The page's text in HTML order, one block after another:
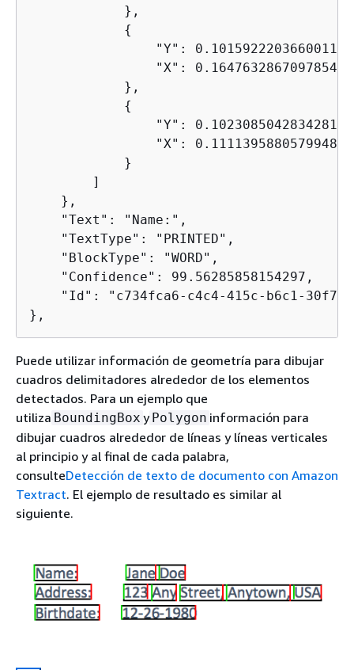
            },
{
"Y":
                "X": 0.16476328670978546
            },
{
"Y":
                "X": 0.11113958805799484
            }
        ]
    },
    "Text": "Name:",
    "TextType": "PRINTED",
    "BlockType": "WORD",
    "Confidence": 99.56285858154297,
"Id": "c734fca6-c4c4-415c-b6c1-
},
Puede utilizar información de geometría para dibujar
cuadros delimitadores alrededor de los elementos
detectados. Para un ejemplo que
utiliza BoundingBox y Polygon información para
dibujar cuadros alrededor de líneas y líneas verticales
al principio y al final de cada palabra,
consulteDetección de texto de documento con Amazon
Textract. El ejemplo de resultado es similar al
siguiente.